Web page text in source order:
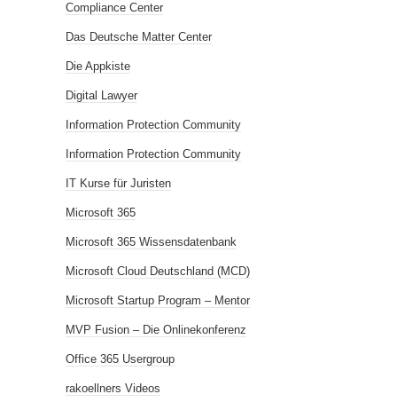
Compliance Center
Das Deutsche Matter Center
Die Appkiste
Digital Lawyer
Information Protection Community
Information Protection Community
IT Kurse für Juristen
Microsoft 365
Microsoft 365 Wissensdatenbank
Microsoft Cloud Deutschland (MCD)
Microsoft Startup Program – Mentor
MVP Fusion – Die Onlinekonferenz
Office 365 Usergroup
rakoellners Videos